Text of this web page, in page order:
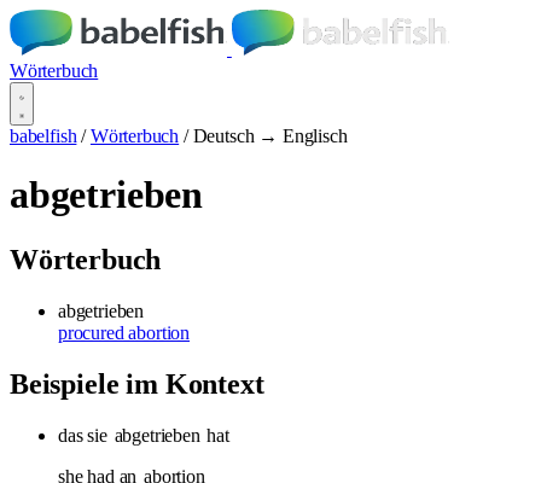
Wörterbuch
babelfish / Wörterbuch / Deutsch → Englisch
abgetrieben
Wörterbuch
abgetrieben
procured abortion
Beispiele im Kontext
das sie abgetrieben hat
she had an abortion